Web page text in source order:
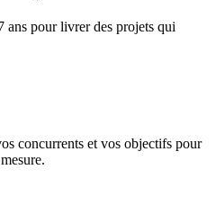
ans pour livrer des projets qui
concurrents et vos objectifs pour